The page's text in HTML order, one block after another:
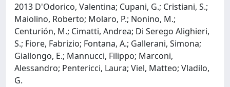
2013 D'Odorico, Valentina; Cupani, G.; Cristiani, S.;
Maiolino, Roberto; Molaro, P.; Nonino, M.;
Centurión, M.; Cimatti, Andrea; Di Serego Alighieri,
S.; Fiore, Fabrizio; Fontana, A.; Gallerani, Simona;
Giallongo, E.; Mannucci, Filippo; Marconi,
Alessandro; Pentericci, Laura; Viel, Matteo; Vladilo,
G.